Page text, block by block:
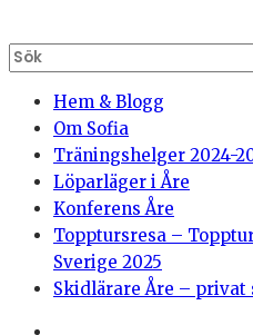
Hem & Blogg
Om Sofia
Träningshelger 2024-
Löparläger i Åre
Konferens Åre
Topptursresa –
Sverige 2025
Skidlärare Åre – privat